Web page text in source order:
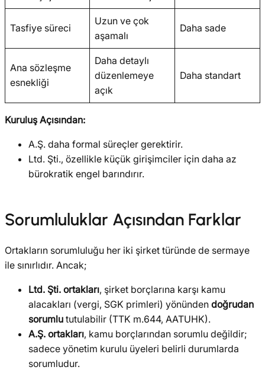
Tasfiye süreci
Uzun ve çok
aşamalı
Daha sade
Ana sözleşme
esnekliği
Daha detaylı
düzenlemeye
açık
Daha standart
Kuruluş Açısından:
A.Ş. daha formal süreçler gerektirir.
Ltd. Şti., özellikle küçük girişimciler için daha az
bürokratik engel barındırır.
Sorumluluklar Açısından Farklar
Ortakların sorumluluğu her iki şirket türünde de sermaye
ile sınırlıdır. Ancak;
Ltd. Şti. ortakları, şirket borçlarına karşı kamu
alacakları (vergi, SGK primleri) yönünden doğrudan
sorumlu tutulabilir (TTK m.644, AATUHK).
A.Ş. ortakları, kamu borçlarından sorumlu değildir;
sadece yönetim kurulu üyeleri belirli durumlarda
sorumludur.